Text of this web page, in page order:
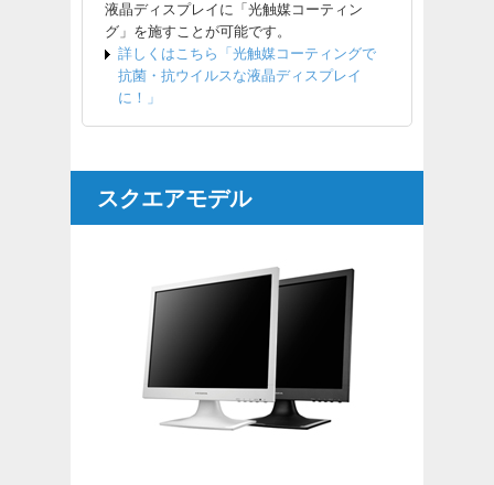
液晶ディスプレイに「光触媒コーティン
グ」を施すことが可能です。
詳しくはこちら「光触媒コーティングで
抗菌・抗ウイルスな液晶ディスプレイ
に！」
スクエアモデル